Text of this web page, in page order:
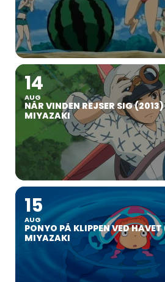
14
AUG
NÅR VINDEN REJSER SIG
MIYAZAKI
15
AUG
PONYO PÅ KLIPPEN VED
MIYAZAKI